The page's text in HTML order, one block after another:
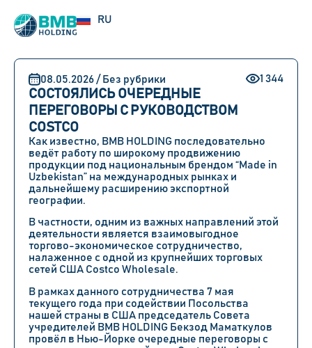
RU
EN
08.05.2026 / Без рубрики 1 344
СОСТОЯЛИСЬ ОЧЕРЕДНЫЕ
ПЕРЕГОВОРЫ С РУКОВОДСТВОМ
COSTCO
Как известно, BMB HOLDING последовательно
ведёт работу по широкому продвижению
продукции под национальным брендом “Made in
Uzbekistan” на международных рынках и
дальнейшему расширению экспортной
географии.
В частности, одним из важных направлений этой
деятельности является взаимовыгодное
торгово-экономическое сотрудничество,
налаженное с одной из крупнейших торговых
сетей США Costco Wholesale.
В рамках данного сотрудничества 7 мая
текущего года при содействии Посольства
нашей страны в США председатель Совета
учредителей BMB HOLDING Бекзод Маматкулов
провёл в Нью-Йорке очередные переговоры с